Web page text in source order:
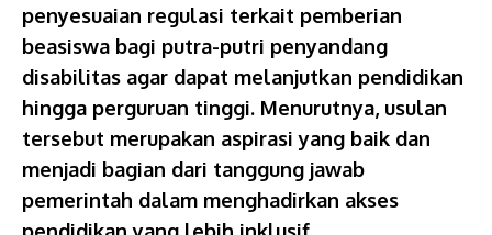
penyesuaian regulasi terkait pemberian
beasiswa bagi putra-putri penyandang
disabilitas agar dapat melanjutkan pendidikan
hingga perguruan tinggi. Menurutnya, usulan
tersebut merupakan aspirasi yang baik dan
menjadi bagian dari tanggung jawab
pemerintah dalam menghadirkan akses